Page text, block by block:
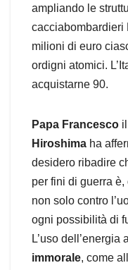
ampliando le
cacciabombardieri
milioni di euro
ordigni atomici.
acquistarne 90.
Papa Francesco
Hiroshima ha
desidero ribadire
per fini di guerra
non solo contro
ogni possibilità di
L’uso
immorale, come